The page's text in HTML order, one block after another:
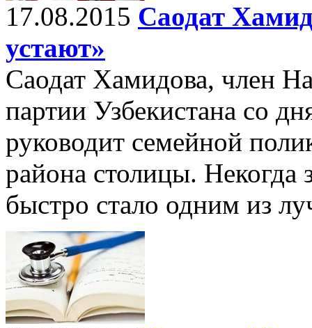
17.08.2015 Саодат
устают»
Саодат Хамидова, член
партии Узбекистана со
руководит семейной
района столицы. Некогда
быстро стало одним из